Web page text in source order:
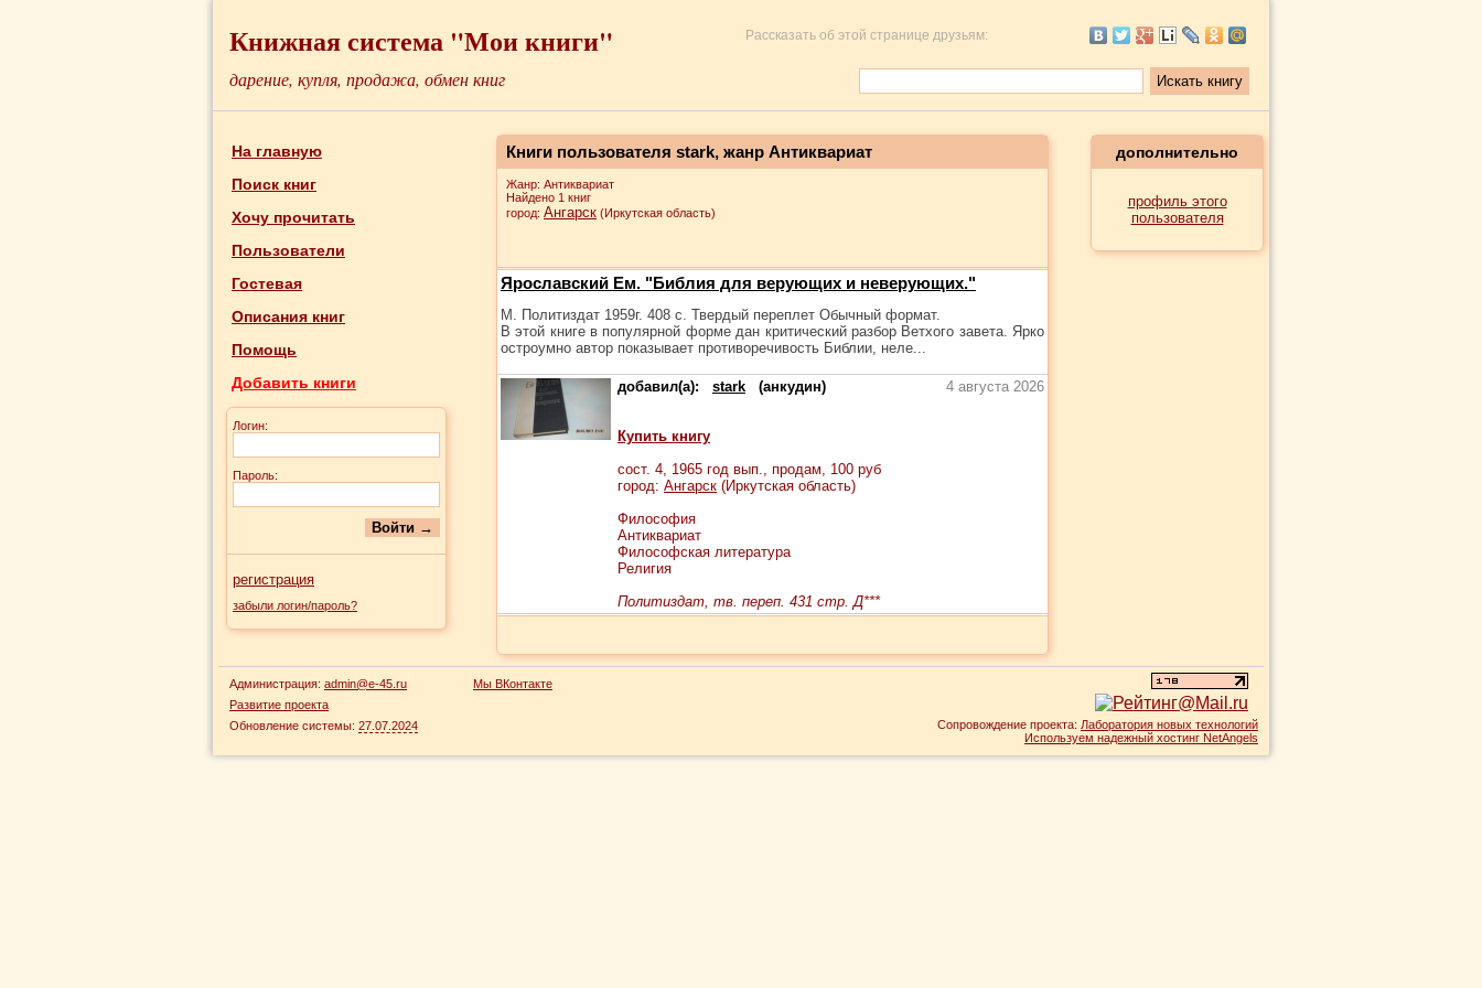
Книжная система "Мои книги" Рассказать об этой странице друзьям:
дарение, купля, продажа, обмен книг
На главную
Поиск книг
Хочу прочитать
Пользователи
Гостевая
Описания книг
Помощь
Добавить книги
Логин:
Пароль:
регистрация
забыли логин/пароль?
Книги пользователя stark, жанр Антиквариат
Жанр: Антиквариат
Найдено 1 книг
город: Ангарск (Иркутская область)
Ярославский Ем. "Библия для верующих и неверующих."
М. Политиздат 1959г. 408 с. Твердый переплет Обычный формат.
В этой книге в популярной форме дан критический разбор Ветхого завета. Ярко
остроумно автор показывает противоречивость Библии, неле...
добавил(а): stark (анкудин) 4 августа 2026
Купить книгу
сост. 4, 1965 год вып., продам, 100 руб
город: Ангарск (Иркутская область)
Философия
Антиквариат
Философская литература
Религия
Политиздат, тв. переп. 431 стр. Д***
дополнительно
профиль этого
пользователя
Администрация: admin@e-45.ru
Развитие проекта
Обновление системы: 27.07.2024
Мы ВКонтакте
Сопровождение проекта: Лаборатория новых технологий
Используем надежный хостинг NetAngels